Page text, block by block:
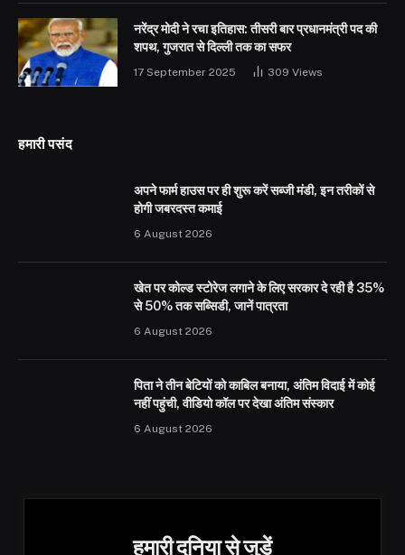
नरेंद्र मोदी ने रचा इतिहास: तीसरी बार प्रधानमंत्री पद की
शपथ, गुजरात से दिल्ली तक का सफर
17 September 2025 309 Views
हमारी पसंद
अपने फार्म हाउस पर ही शुरू करें सब्जी मंडी, इन तरीकों से
होगी जबरदस्त कमाई
6 August 2026
खेत पर कोल्ड स्टोरेज लगाने के लिए सरकार दे रही है 35%
से 50% तक सब्सिडी, जानें पात्रता
6 August 2026
पिता ने तीन बेटियों को काबिल बनाया, अंतिम विदाई में कोई
नहीं पहुंची, वीडियो कॉल पर देखा अंतिम संस्कार
6 August 2026
हमारी दुनिया से जुड़ें